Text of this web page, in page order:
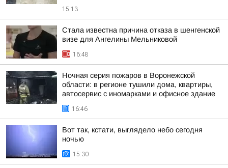
15:13
Стала известна причина отказа в шенгенской
визе для Ангелины Мельниковой
16:48
Ночная серия пожаров в Воронежской
области: в регионе тушили дома, квартиры,
автосервис с иномарками и офисное здание
16:46
Вот так, кстати, выглядело небо сегодня
ночью
15:30